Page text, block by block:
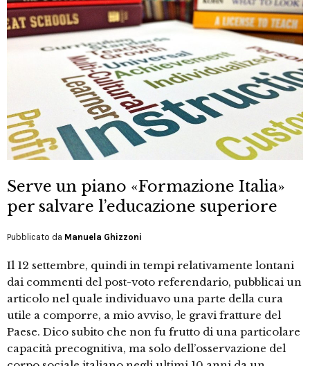
Serve un piano «Formazione Italia»
per salvare l’educazione superiore
Pubblicato da Manuela Ghizzoni
Il 12 settembre, quindi in tempi relativamente lontani
dai commenti del post-voto referendario, pubblicai un
articolo nel quale individuavo una parte della cura
utile a comporre, a mio avviso, le gravi fratture del
Paese. Dico subito che non fu frutto di una particolare
capacità precognitiva, ma solo dell’osservazione del